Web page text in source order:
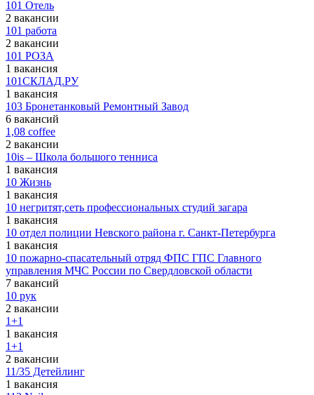
101 Отель
2 вакансии
101 работа
2 вакансии
101 РОЗА
1 вакансия
101СКЛАД.РУ
1 вакансия
103 Бронетанковый Ремонтный Завод
6 вакансий
1,08 coffee
2 вакансии
10is – Школа большого тенниса
1 вакансия
10 Жизнь
1 вакансия
10 негритят,сеть профессиональных студий загара
1 вакансия
10 отдел полиции Невского района г. Санкт-Петербурга
1 вакансия
10 пожарно-спасательный отряд ФПС ГПС Главного
управления МЧС России по Свердловской области
7 вакансий
10 рук
2 вакансии
1+1
1 вакансия
1+1
2 вакансии
11/35 Детейлинг
1 вакансия